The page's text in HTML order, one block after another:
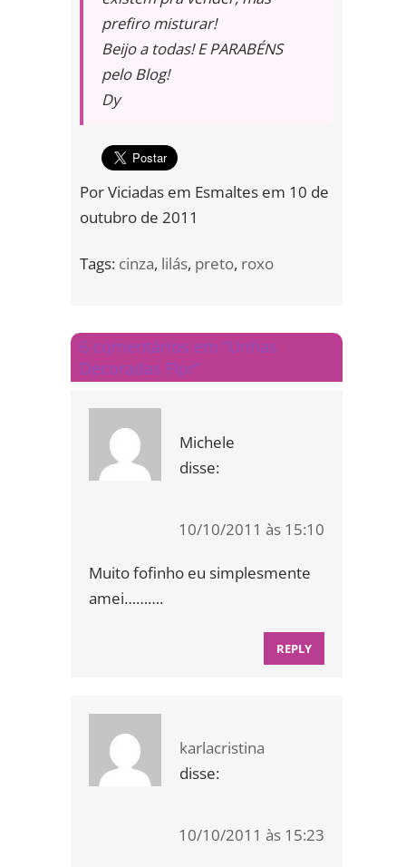
prefiro misturar!
Beijo a todas! E PARABÉNS
pelo Blog!
Dy
PorViciadas em Esmaltes em 10 de
outubro de 2011
Tags: cinza, lilás, preto, roxo
6 comentários em “Unhas
Decoradas Flor”
Michele
disse:
10/10/2011 às 15:10
Muito fofinho eu simplesmente
amei……….
REPLY
karlacristina
disse:
10/10/2011 às 15:23